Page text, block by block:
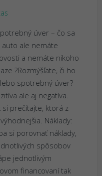
úver – čo sa
auto ale nemáte
a nemáte nikoho
?Rozmýšľate, či ho
spotrebný úver?
ale aj negatíva.
prečítajte, ktorá z
Náklady:
si porovnať náklady,
spôsobov
jednotlivým
financovaní tak